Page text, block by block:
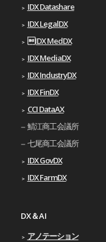
IDX Datashare
IDX LegalDX
IDX MedDX
IDX MediaDX
IDX IndustryDX
IDX FinDX
CCI DataAX
鯖江商工会議所
七尾商工会議所
IDX GovDX
IDX FarmDX
DX＆AI
アノテーション